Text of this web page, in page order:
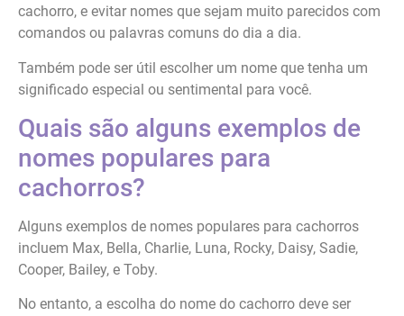
cachorro, e evitar nomes que sejam muito parecidos com
comandos ou palavras comuns do dia a dia.
Também pode ser útil escolher um nome que tenha um
significado especial ou sentimental para você.
Quais são alguns exemplos de
nomes populares para
cachorros?
Alguns exemplos de nomes populares para cachorros
incluem Max, Bella, Charlie, Luna, Rocky, Daisy, Sadie,
Cooper, Bailey, e Toby.
No entanto, a escolha do nome do cachorro deve ser